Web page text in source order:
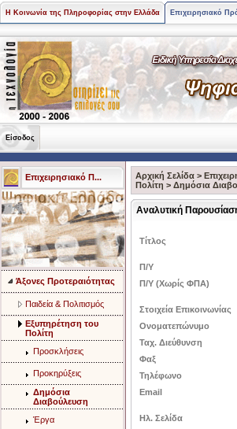
Η Κοινωνία της Πληροφορίας στην Ελλάδα Επιχειρησιακό
Είσοδος
Επιχειρησιακό Π...
Άξονες Προτεραιότητας
Παιδεία & Πολιτισμός
Eξυπηρέτηση του
Πολίτη
Προσκλήσεις
Προκηρύξεις
Δημόσια
Διαβούλευση
Έργα
Αρχική Σελίδα >
Πολίτη > Δημόσια
Αναλυτική
Τίτλος
Π/Υ
Π/Υ (Χωρίς ΦΠΑ)
Στοιχεία Επικοινωνίας
Ονοματεπώνυμο
Ταχ. Διεύθυνση
Φαξ
Τηλέφωνο
Email
Ηλ. Σελίδα